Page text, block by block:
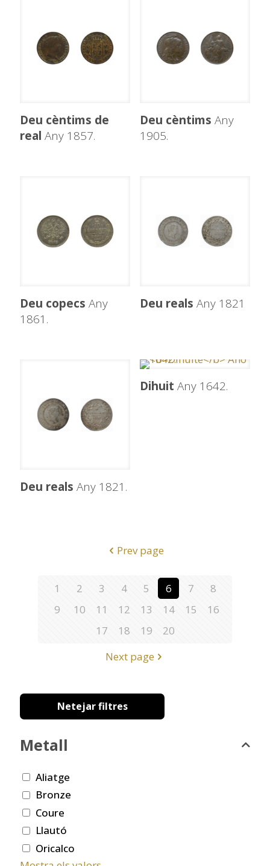
Deu cèntims de
real Any 1857.
Deu cèntims Any
1905.
Deu copecs Any
1861.
Deu reals Any 1821
Deu reals Any 1821.
Dihuit Any 1642.
Prev page
1 2 3 4 5 6 7
8
9
10 11 12 13 14 15
16
17
18 19
20
Next page
Netejar filtres
Metall
Aliatge
Bronze
Coure
Llautó
Oricalco